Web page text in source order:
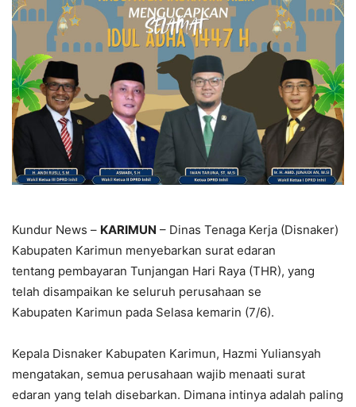
Kundur News – KARIMUN – Dinas Tenaga Kerja (Disnaker)
Kabupaten Karimun menyebarkan surat edaran
tentang pembayaran Tunjangan Hari Raya (THR), yang
telah disampaikan ke seluruh perusahaan se
Kabupaten Karimun pada Selasa kemarin (7/6).
Kepala Disnaker Kabupaten Karimun, Hazmi Yuliansyah
mengatakan, semua perusahaan wajib menaati surat
edaran yang telah disebarkan. Dimana intinya adalah paling